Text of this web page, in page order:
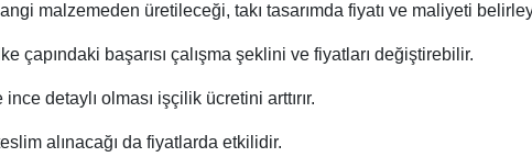
hangi malzemeden üretileceği, takı tasarımda fiyatı ve maliyeti
çapındaki başarısı çalışma şeklini ve fiyatları değiştirebilir.
ince detaylı olması işçilik ücretini arttırır.
alınacağı da fiyatlarda etkilidir.